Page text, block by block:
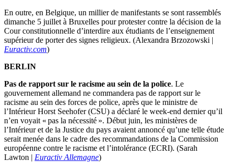
En outre, en Belgique, un millier de manifestants se sont rassemblés
dimanche 5 juillet à Bruxelles pour protester contre la décision de la
Cour constitutionnelle d’interdire aux étudiants de l’enseignement
supérieur de porter des signes religieux. (Alexandra Brzozowski |
Euractiv.com)
BERLIN
Pas de rapport sur le racisme au sein de la police. Le
gouvernement allemand ne commandera pas de rapport sur le
racisme au sein des forces de police, après que le ministre de
l’Intérieur Horst Seehofer (CSU) a déclaré le week-end dernier qu’il
n’en voyait « pas la nécessité ». Début juin, les ministères de
l’Intérieur et de la Justice du pays avaient annoncé qu’une telle étude
serait menée dans le cadre des recommandations de la Commission
européenne contre le racisme et l’intolérance (ECRI). (Sarah
Lawton | Euractiv Allemagne)